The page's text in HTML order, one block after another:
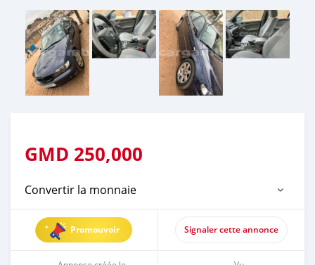
GMD 250,000
Convertir la monnaie
Promouvoir Signaler cette annonce